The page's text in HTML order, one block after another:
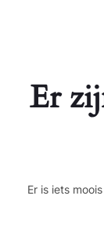
Er
Er is iets